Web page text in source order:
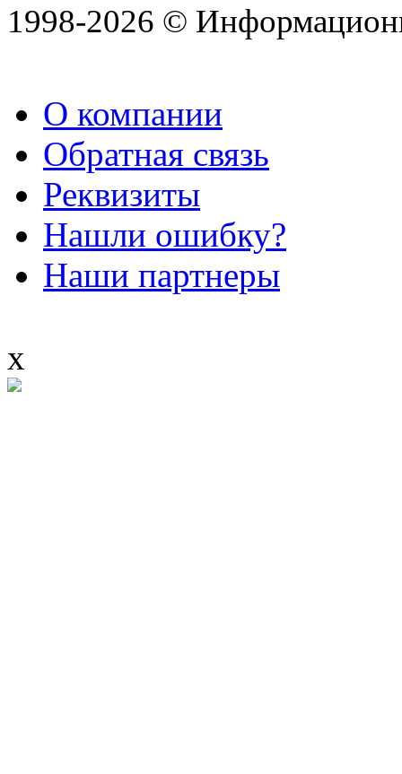
1998-2026 ©
О компании
Обратная связь
Реквизиты
Нашли ошибку?
Наши партнеры
x